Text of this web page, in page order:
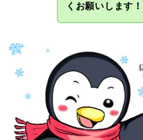
くお願いします！